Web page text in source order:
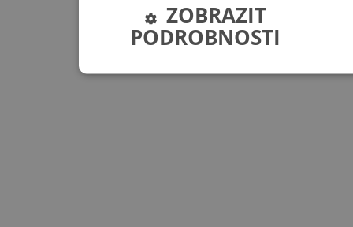
ZOBRAZIT
PODROBNOSTI